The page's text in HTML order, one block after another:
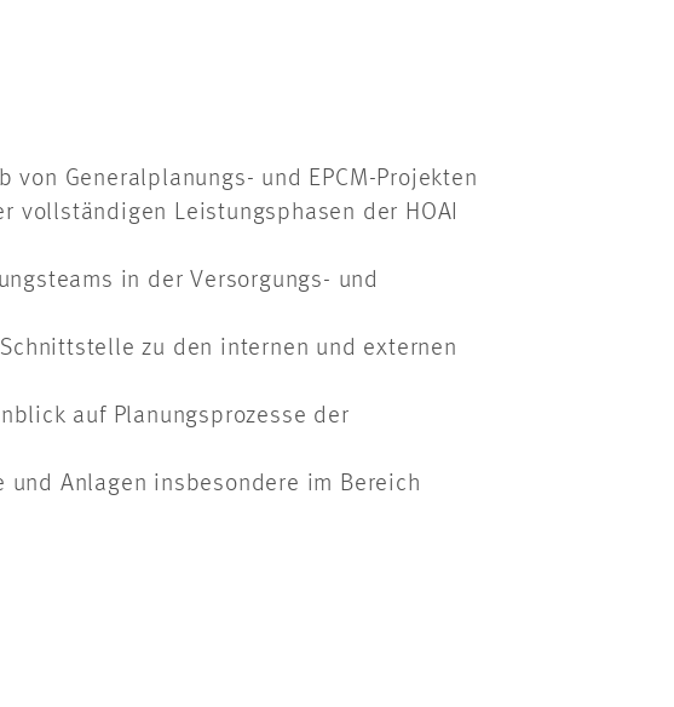
Generalplanungs- und EPCM-Projekten
vollständigen Leistungsphasen der HOAI
in der Versorgungs- und
zu den internen und externen
auf Planungsprozesse der
und Anlagen insbesondere im Bereich